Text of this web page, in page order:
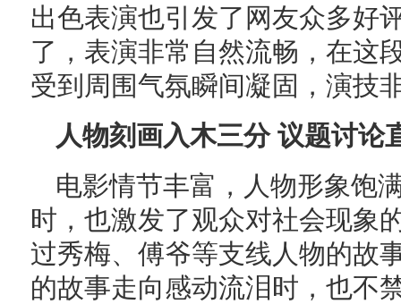
出色表演也引发了网友众多好
了，表演非常自然流畅，在这
受到周围气氛瞬间凝固，演技
人物刻画入木三分 议题讨论
电影情节丰富，人物形象饱
时，也激发了观众对社会现象
过秀梅、傅爷等支线人物的故
的故事走向感动流泪时，也不